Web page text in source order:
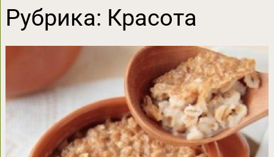
Рубрика: Красота